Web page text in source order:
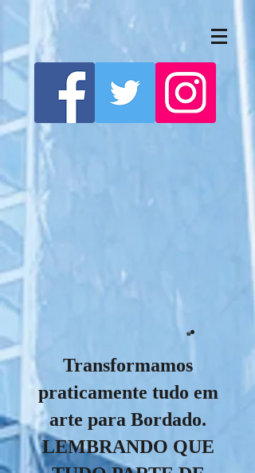
Transformamos
praticamente tudo em
arte para Bordado.
LEMBRANDO QUE